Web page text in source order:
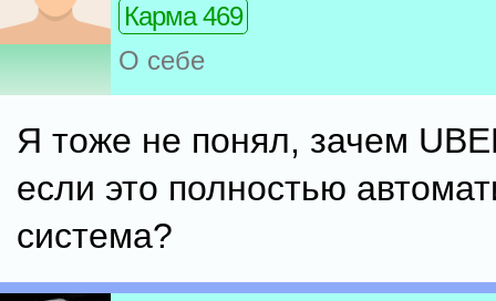
Карма 469
О себе
Я тоже не понял, зачем
если это полностью
система?